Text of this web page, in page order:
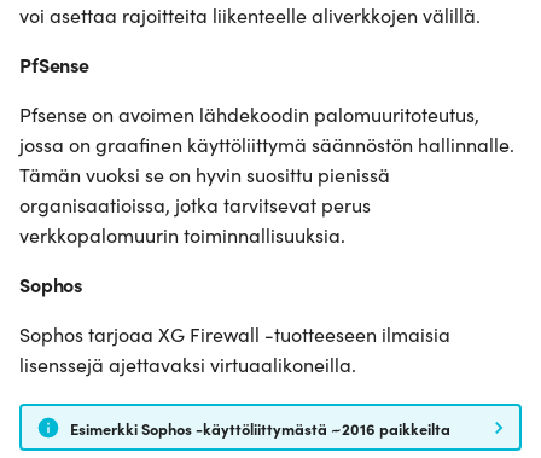
voi asettaa rajoitteita liikenteelle aliverkkojen välillä.
PfSense
Pfsense on avoimen lähdekoodin palomuuritoteutus,
jossa on graafinen käyttöliittymä säännöstön hallinnalle.
Tämän vuoksi se on hyvin suosittu pienissä
organisaatioissa, jotka tarvitsevat perus
verkkopalomuurin toiminnallisuuksia.
Sophos
Sophos tarjoaa XG Firewall -tuotteeseen ilmaisia
lisenssejä ajettavaksi virtuaalikoneilla.
Esimerkki Sophos -käyttöliittymästä ~2016 paikkeilta